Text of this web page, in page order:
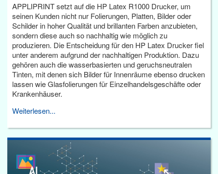
APPLIPRINT setzt auf die HP Latex R1000 Drucker, um
seinen Kunden nicht nur Folierungen, Platten, Bilder oder
Schilder in hoher Qualität und brillanten Farben anzubieten,
sondern diese auch so nachhaltig wie möglich zu
produzieren. Die Entscheidung für den HP Latex Drucker fiel
unter anderem aufgrund der nachhaltigen Produktion. Dazu
gehören auch die wasserbasierten und geruchsneutralen
Tinten, mit denen sich Bilder für Innenräume ebenso drucken
lassen wie Glasfolierungen für Einzelhandelsgeschäfte oder
Krankenhäuser.
Weiterlesen...